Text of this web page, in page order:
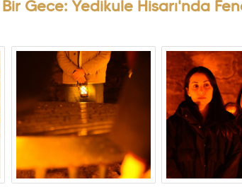
Bir Gece: Yedikule Hisarı'nda